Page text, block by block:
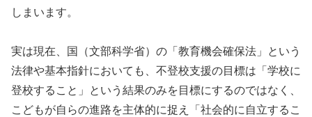
しまいます。
実は現在、国（文部科学省）の「教育機会確保法」という
法律や基本指針においても、不登校支援の目標は「学校に
登校すること」という結果のみを目標にするのではなく、
こどもが自らの進路を主体的に捉え「社会的に自立するこ